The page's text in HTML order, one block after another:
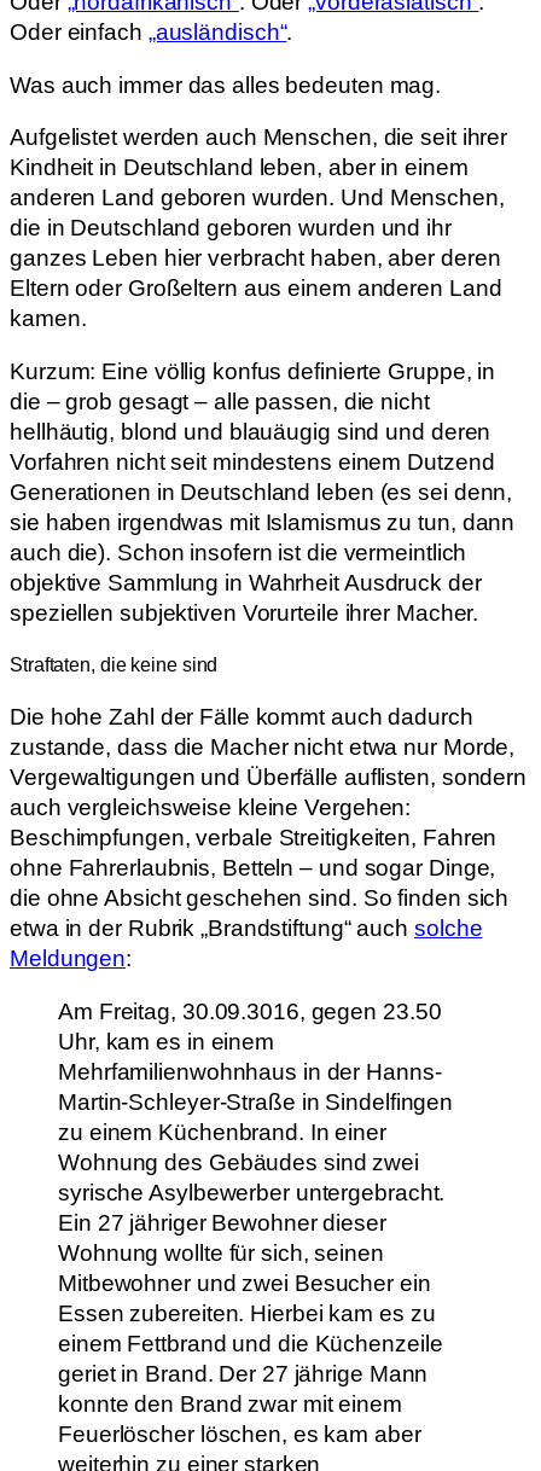
Oder einfach „ausländisch“.
Was auch immer das alles bedeuten mag.
Aufgelistet werden auch Menschen, die seit ihrer
Kindheit in Deutschland leben, aber in einem
anderen Land geboren wurden. Und Menschen,
die in Deutschland geboren wurden und ihr
ganzes Leben hier verbracht haben, aber deren
Eltern oder Großeltern aus einem anderen Land
kamen.
Kurzum: Eine völlig konfus definierte Gruppe, in
die – grob gesagt – alle passen, die nicht
hellhäutig, blond und blauäugig sind und deren
Vorfahren nicht seit mindestens einem Dutzend
Generationen in Deutschland leben (es sei denn,
sie haben irgendwas mit Islamismus zu tun, dann
auch die). Schon insofern ist die vermeintlich
objektive Sammlung in Wahrheit Ausdruck der
speziellen subjektiven Vorurteile ihrer Macher.
Straftaten, die keine sind
Die hohe Zahl der Fälle kommt auch dadurch
zustande, dass die Macher nicht etwa nur Morde,
Vergewaltigungen und Überfälle auflisten, sondern
auch vergleichsweise kleine Vergehen:
Beschimpfungen, verbale Streitigkeiten, Fahren
ohne Fahrerlaubnis, Betteln – und sogar Dinge,
die ohne Absicht geschehen sind. So finden sich
etwa in der Rubrik „Brandstiftung“ auch solche
Meldungen:
Am Freitag, 30.09.3016, gegen 23.50
Uhr, kam es in einem
Mehrfamilienwohnhaus in der Hanns-
Martin-Schleyer-Straße in Sindelfingen
zu einem Küchenbrand. In einer
Wohnung des Gebäudes sind zwei
syrische Asylbewerber untergebracht.
Ein 27 jähriger Bewohner dieser
Wohnung wollte für sich, seinen
Mitbewohner und zwei Besucher ein
Essen zubereiten. Hierbei kam es zu
einem Fettbrand und die Küchenzeile
geriet in Brand. Der 27 jährige Mann
konnte den Brand zwar mit einem
Feuerlöscher löschen, es kam aber
weiterhin zu einer starken